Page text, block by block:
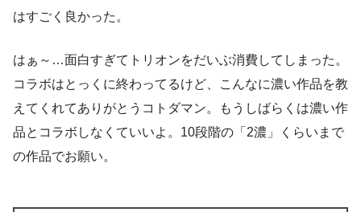
はすごく良かった。
はぁ～…面白すぎてトリオンをだいぶ消費してしまった。
コラボはとっくに終わってるけど、こんなに濃い作品を教
えてくれてありがとうコトダマン。もうしばらくは濃い作
品とコラボしなくていいよ。10段階の「2濃」くらいまで
の作品でお願い。